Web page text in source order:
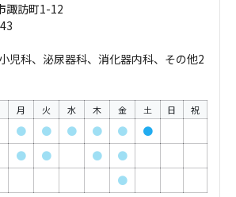
諏訪町1-12
児科、泌尿器科、消化器内科、その他2
月 火 水 木 金 土 日 祝
● ● ● ● ●
●
● ● ●
●
●